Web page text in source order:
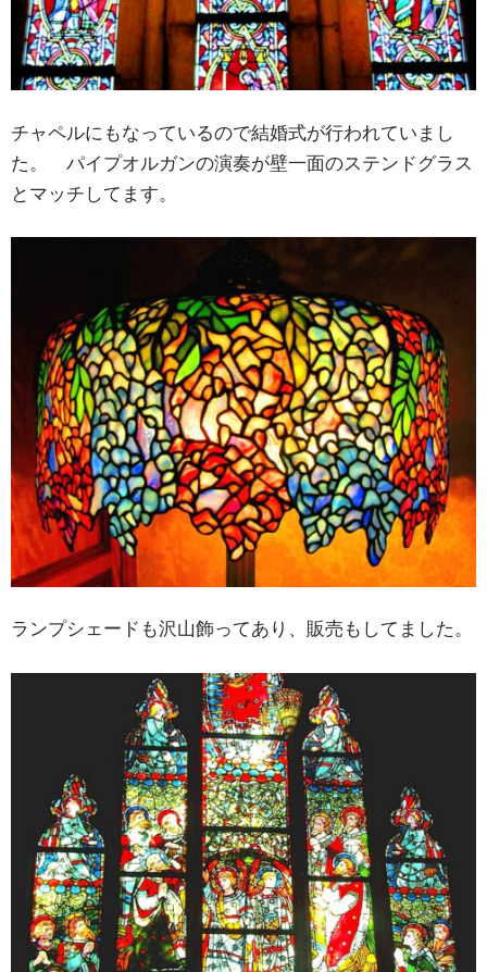
チャペルにもなっているので結婚式が行われていまし
た。 パイプオルガンの演奏が壁一面のステンドグラス
とマッチしてます。
ランプシェードも沢山飾ってあり、販売もしてました。